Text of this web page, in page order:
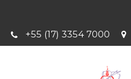
+55 (17) 3354 7000